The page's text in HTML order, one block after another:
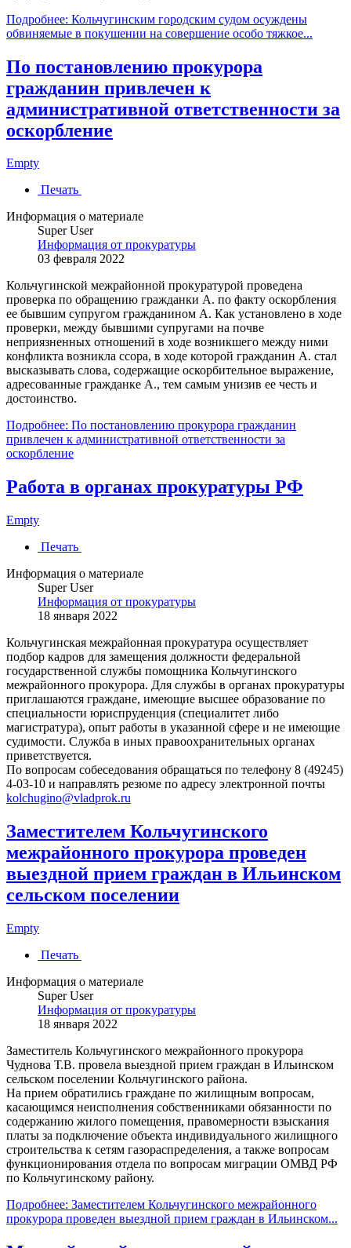
Подробнее: Кольчугинским городским судом осуждены
обвиняемые в покушении на совершение особо тяжкое...
По постановлению прокурора
гражданин привлечен к
административной ответственности за
оскорбление
Empty
Печать
Информация о материале
Super User
Информация от прокуратуры
03 февраля 2022
Кольчугинской межрайонной прокуратурой проведена
проверка по обращению гражданки А. по факту оскорбления
ее бывшим супругом гражданином А. Как установлено в ходе
проверки, между бывшими супругами на почве
неприязненных отношений в ходе возникшего между ними
конфликта возникла ссора, в ходе которой гражданин А. стал
высказывать слова, содержащие оскорбительное выражение,
адресованные гражданке А., тем самым унизив ее честь и
достоинство.
Подробнее: По постановлению прокурора гражданин
привлечен к административной ответственности за
оскорбление
Работа в органах прокуратуры РФ
Empty
Печать
Информация о материале
Super User
Информация от прокуратуры
18 января 2022
Кольчугинская межрайонная прокуратура осуществляет
подбор кадров для замещения должности федеральной
государственной службы помощника Кольчугинского
межрайонного прокурора. Для службы в органах прокуратуры
приглашаются граждане, имеющие высшее образование по
специальности юриспруденция (специалитет либо
магистратура), опыт работы в указанной сфере и не имеющие
судимости. Служба в иных правоохранительных органах
приветствуется.
По вопросам собеседования обращаться по телефону 8 (49245)
4-03-10 и направлять резюме по адресу электронной почты
kolchugino@vladprok.ru
Заместителем Кольчугинского
межрайонного прокурора проведен
выездной прием граждан в Ильинском
сельском поселении
Empty
Печать
Информация о материале
Super User
Информация от прокуратуры
18 января 2022
Заместитель Кольчугинского межрайонного прокурора
Чуднова Т.В. провела выездной прием граждан в Ильинском
сельском поселении Кольчугинского района.
На прием обратились граждане по жилищным вопросам,
касающимся неисполнения собственниками обязанности по
содержанию жилого помещения, правомерности взыскания
платы за подключение объекта индивидуального жилищного
строительства к сетям газораспределения, а также вопросам
функционирования отдела по вопросам миграции ОМВД РФ
по Кольчугинскому району.
Подробнее: Заместителем Кольчугинского межрайонного
прокурора проведен выездной прием граждан в Ильинском...